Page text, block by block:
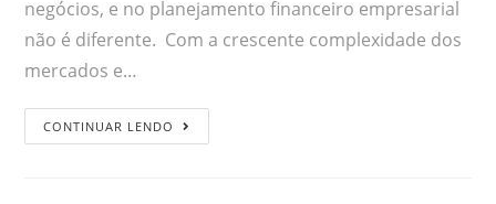
negócios, e no planejamento financeiro empresarial
não é diferente. Com a crescente complexidade dos
mercados e…
CONTINUAR LENDO